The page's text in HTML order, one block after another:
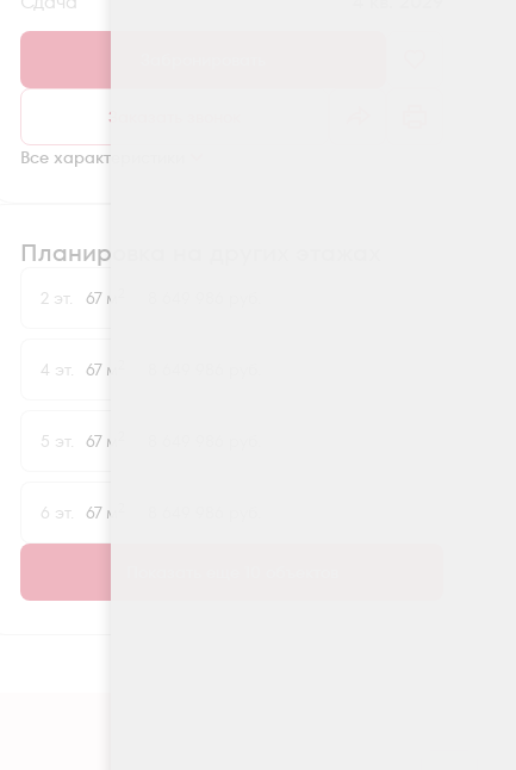
Заказать звонок
Все характеристики
Планировка на других этажах
2 эт. 67 м
4 эт. 67 м
5 эт. 67 м
6 эт. 67 м